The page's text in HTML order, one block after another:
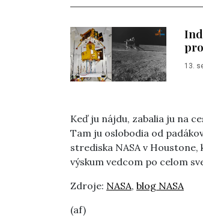
13.
Keď ju nájdu, zabalia ju na
Tam ju oslobodia od
strediska NASA v
výskum vedcom po celom
Zdroje: NASA, blog NASA
(af)